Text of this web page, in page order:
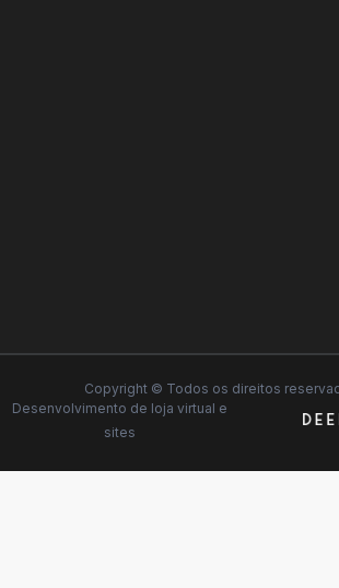
Copyright © Todos os direitos
Desenvolvimento de loja virtual e
sites